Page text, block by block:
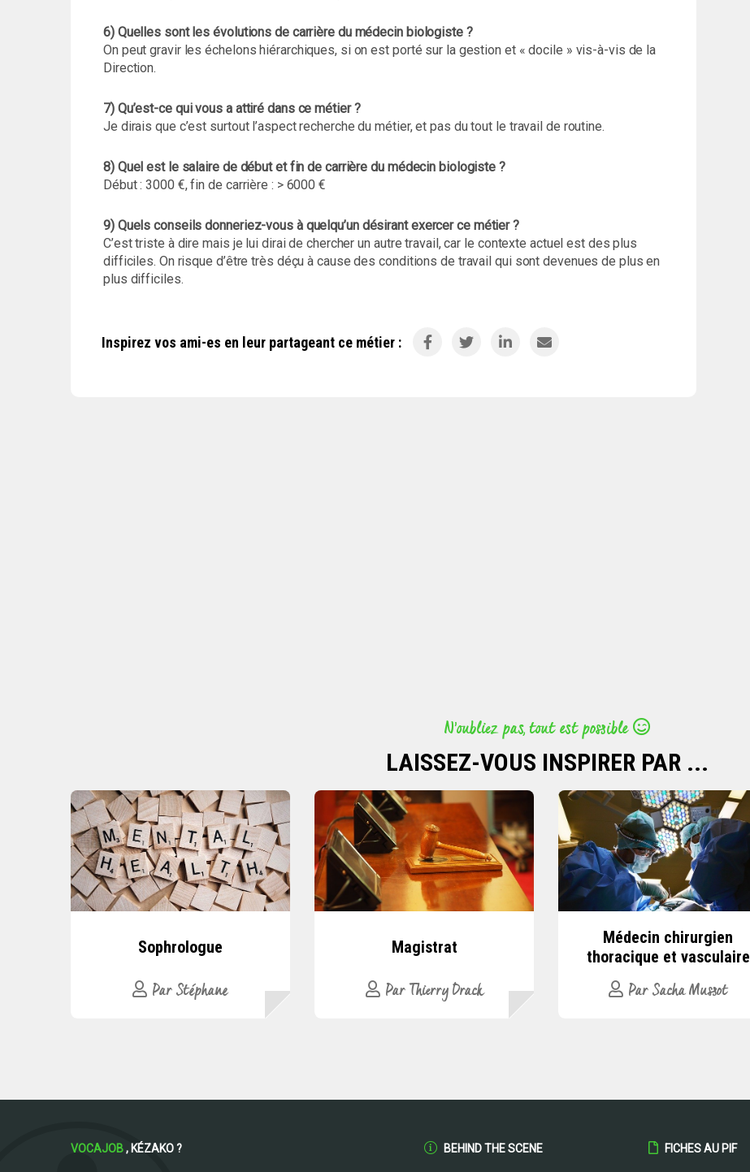
6) Quelles sont les évolutions de carrière du médecin biologiste ?
On peut gravir les échelons hiérarchiques, si on est porté sur la gestion et « docile » vis-à-vis de la
Direction.
7) Qu’est-ce qui vous a attiré dans ce métier ?
Je dirais que c’est surtout l’aspect recherche du métier, et pas du tout le travail de routine.
8) Quel est le salaire de début et fin de carrière du médecin biologiste ?
Début : 3000 €, fin de carrière : > 6000 €
9) Quels conseils donneriez-vous à quelqu’un désirant exercer ce métier ?
C’est triste à dire mais je lui dirai de chercher un autre travail, car le contexte actuel est des plus
difficiles. On risque d’être très déçu à cause des conditions de travail qui sont devenues de plus en
plus difficiles.
Inspirez vos ami-es en leur partageant ce métier :
N’oubliez pas, tout est possible
LAISSEZ-VOUS INSPIRER PAR ...
Sophrologue
Par Stéphane
Magistrat
Par Thierry Drack
Médecin chirurgien
thoracique et vasculaire
Par Sacha Mussot
VOCAJOB, KÉZAKO ? BEHIND THE SCENE FICHES AU PIF